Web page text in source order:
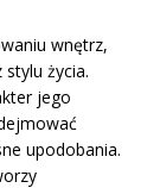
wnętrz,
życia.
jego
upodobania.